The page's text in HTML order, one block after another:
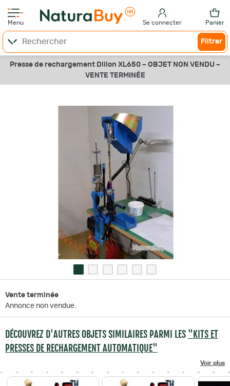
Menu Se connecter Panier
Filtrer
Presse de rechargement Dillon XL650 – OBJET NON VENDU –
VENTE TERMINÉE
Vente terminée
Annonce non vendue.
DÉCOUVREZ D'AUTRES OBJETS SIMILAIRES PARMI LES "KITS ET
PRESSES DE RECHARGEMENT AUTOMATIQUE"
Voir plus